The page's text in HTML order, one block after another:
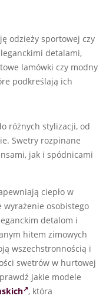
odzieży sportowej czy
detalami,
lamówki czy modny
podkreślają ich
różnych stylizacji, od
Swetry rozpinane
jak i spódnicami
ciepło w
wyrażenie osobistego
detalom i
hitem zimowych
wszechstronnością i
swetrów w hurtowej
jakie modele
, która